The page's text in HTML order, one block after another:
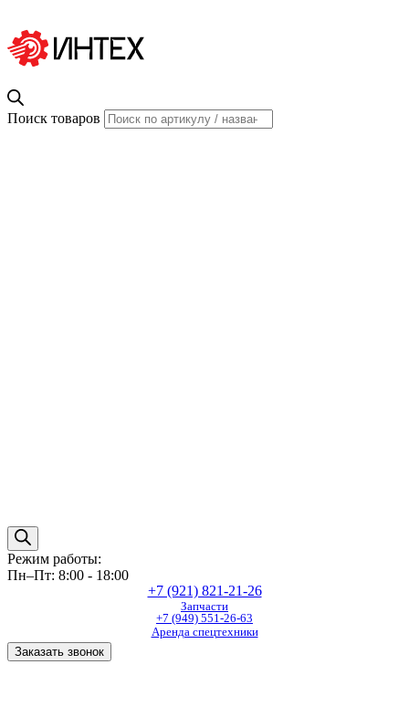
Поиск товаров
Режим работы:
Пн–Пт: 8:00 - 18:00
+7 (921) 821-21-26
Запчасти
+7 (949) 551-26-63
Аренда спецтехники
Заказать звонок